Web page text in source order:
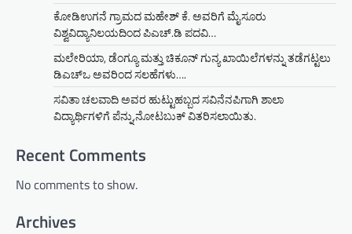
ಕೋಡಿಉಗನೆ ಗ್ರಾಮದ ಮಹೇಶ್ ಕೆ. ಅವರಿಗೆ ಮೈಸೂರು
ವಿಶ್ವವಿದ್ಯಾನಿಲಯದಿಂದ ಪಿಎಚ್.ಡಿ ಪದವಿ…
ಮಲೇರಿಯಾ, ಡೆಂಗ್ಯೂ ಮತ್ತು ಚಿಕೂನ್ ಗುನ್ಯ ಖಾಯಿಲೆಗಳನ್ನು ತಡೆಗಟ್ಟಲು
ಡಿಎಚ್‌ಒ ಅವರಿಂದ ಸಲಹೆಗಳು….
ಸವಿತಾ ಚಲವಾದಿ ಅವರ ಹುಟ್ಟುಹಬ್ಬದ ಸವಿನೆನಪಿಗಾಗಿ ಶಾಲಾ
ವಿದ್ಯಾರ್ಥಿಗಳಿಗೆ ಪೆನ್ನು,ನೋಟಬುಕ್ ವಿತರಿಸಲಾಯಿತು.
Recent Comments
No comments to show.
Archives